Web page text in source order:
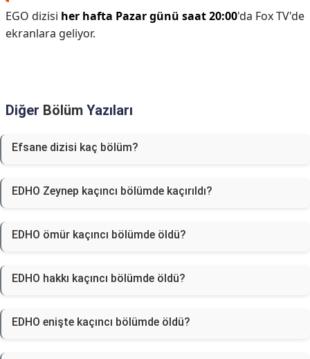
EGO dizisi her hafta Pazar günü saat 20:00'da Fox TV'de
ekranlara geliyor.
Diğer Bölüm Yazıları
Efsane dizisi kaç bölüm?
EDHO Zeynep kaçıncı bölümde kaçırıldı?
EDHO ömür kaçıncı bölümde öldü?
EDHO hakkı kaçıncı bölümde öldü?
EDHO enişte kaçıncı bölümde öldü?